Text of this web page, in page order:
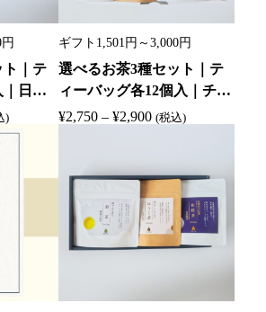
¥
3
,
0
ト｜テ
｜日本
紅茶・
玄米茶
)
ギフト1,501円～3,000円
選べるお茶3種セット｜テ
ィーバッグ各12個入｜チャ
ック付き袋｜日本茶ギフト
¥2,750 – ¥2,900価
:
¥
2
,
(税込)